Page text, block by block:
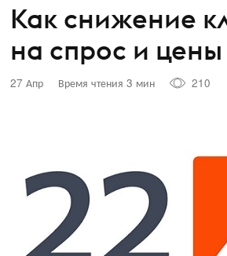
Как снижение
на спрос и
27 Апр Время чтения 3 мин 210